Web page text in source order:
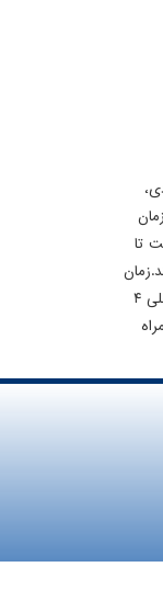
تا
برگزاری:هر یکشنبه، ساعت ۱۲:۰۰ تا ۱۲:۵۰مکان: سالن برگزاری کارگاه‌ها، طبقه زیرزمینعلاقه‌مندان می‌توانند برای کسب اطلاعات بیشتر و پیوستن به این گروه کتابخوانی به خانه گفت‌وگوی دبیرستان علامه حلی ۴